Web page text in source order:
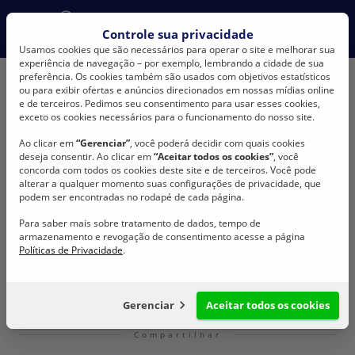
Would you like to change your language?
No, stay here
English
BONFIO Institucional Garantia de Qualidade
Garantia de Qualidade
Certificação internacional e ensaios aplicados em todos os
processos são parte do nosso compromisso de melhoria
Compartilhar
Controle sua privacidade
Usamos cookies que são necessários para operar o site e melhorar sua
experiência de navegação – por exemplo, lembrando a cidade de sua
preferência. Os cookies também são usados com objetivos estatísticos
ou para exibir ofertas e anúncios direcionados em nossas mídias online
e de terceiros. Pedimos seu consentimento para usar esses cookies,
exceto os cookies necessários para o funcionamento do nosso site.
Ao clicar em“Gerenciar”, você poderá decidir com quais cookies
deseja consentir. Ao clicar em“Aceitar todos os cookies”, você
concorda com todos os cookies deste site e de terceiros. Você pode
alterar a qualquer momento suas configurações de privacidade, que
podem ser encontradas no rodapé de cada página.
Para saber mais sobre tratamento de dados, tempo de
armazenamento e revogação de consentimento acesse a página
Políticas de Privacidade.
Gerenciar Aceitar todos os cookies